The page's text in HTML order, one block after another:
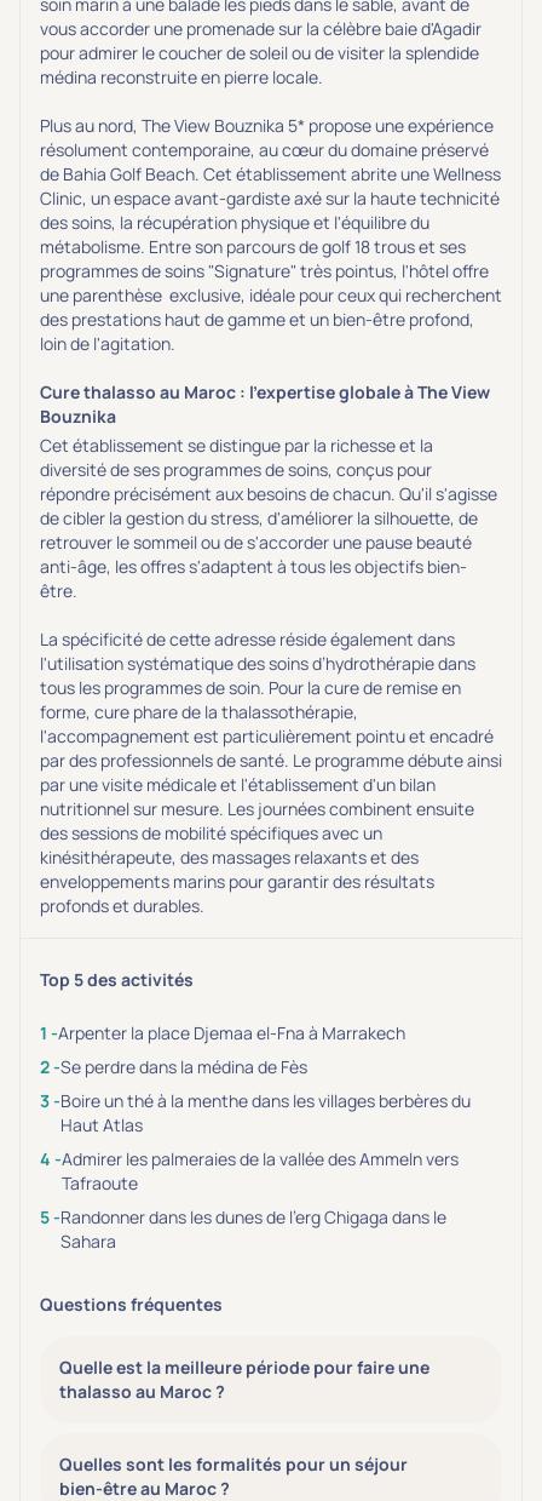
vous accorder une promenade sur la célèbre baie d'Agadir
pour admirer le coucher de soleil ou de visiter la splendide
médina reconstruite en pierre locale.
Plus au nord, The View Bouznika 5* propose une expérience
résolument contemporaine, au cœur du domaine préservé
de Bahia Golf Beach. Cet établissement abrite une Wellness
Clinic, un espace avant-gardiste axé sur la haute technicité
des soins, la récupération physique et l'équilibre du
métabolisme. Entre son parcours de golf 18 trous et ses
programmes de soins "Signature" très pointus, l'hôtel offre
une parenthèse exclusive, idéale pour ceux qui recherchent
des prestations haut de gamme et un bien-être profond,
loin de l'agitation.
Cure thalasso au Maroc : l'expertise globale à The View
Bouznika
Cet établissement se distingue par la richesse et la
diversité de ses programmes de soins, conçus pour
répondre précisément aux besoins de chacun. Qu'il s'agisse
de cibler la gestion du stress, d'améliorer la silhouette, de
retrouver le sommeil ou de s'accorder une pause beauté
anti-âge, les offres s'adaptent à tous les objectifs bien-
être.
La spécificité de cette adresse réside également dans
l'utilisation systématique des soins d’hydrothérapie dans
tous les programmes de soin. Pour la cure de remise en
forme, cure phare de la thalassothérapie,
l'accompagnement est particulièrement pointu et encadré
par des professionnels de santé. Le programme débute ainsi
par une visite médicale et l'établissement d'un bilan
nutritionnel sur mesure. Les journées combinent ensuite
des sessions de mobilité spécifiques avec un
kinésithérapeute, des massages relaxants et des
enveloppements marins pour garantir des résultats
profonds et durables.
Top 5 des activités
Arpenter la place Djemaa el-Fna à Marrakech
Se perdre dans la médina de Fès
Boire un thé à la menthe dans les villages berbères du
Haut Atlas
Admirer les palmeraies de la vallée des Ammeln vers
Tafraoute
Randonner dans les dunes de l’erg Chigaga dans le
Sahara
Questions fréquentes
Quelle est la meilleure période pour faire une
thalasso au Maroc ?
Quelles sont les formalités pour un séjour
bien-être au Maroc ?